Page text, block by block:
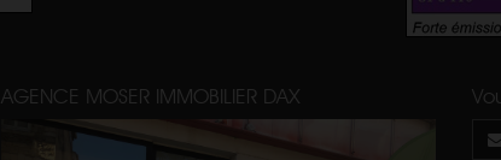
AGENCE MOSER IMMOBILIER DAX